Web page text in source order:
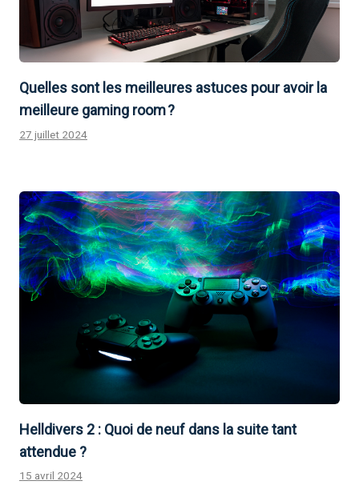
Quelles sont les meilleures astuces pour avoir la
meilleure gaming room ?
27 juillet 2024
Helldivers 2 : Quoi de neuf dans la suite tant
attendue ?
15 avril 2024